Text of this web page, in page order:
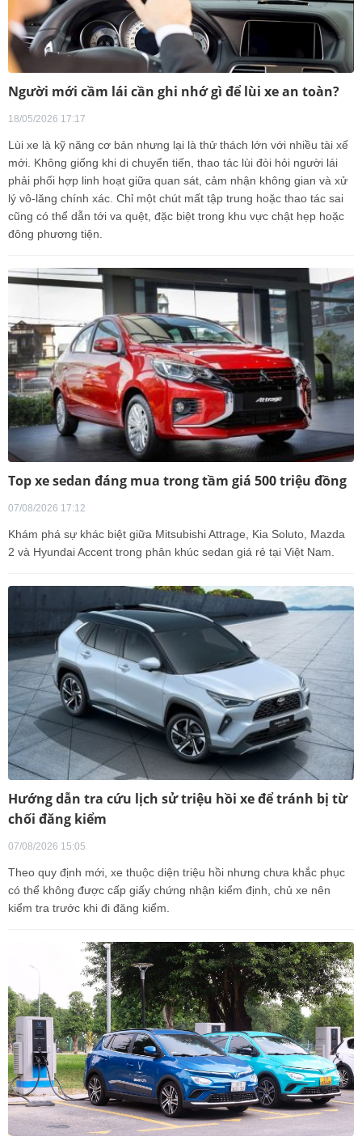
Người mới cầm lái cần ghi nhớ gì để lùi xe an toàn?
18/05/2026 17:17
Lùi xe là kỹ năng cơ bản nhưng lại là thử thách lớn với nhiều tài xế
mới. Không giống khi di chuyển tiến, thao tác lùi đòi hỏi người lái
phải phối hợp linh hoạt giữa quan sát, cảm nhận không gian và xử
lý vô-lăng chính xác. Chỉ một chút mất tập trung hoặc thao tác sai
cũng có thể dẫn tới va quệt, đặc biệt trong khu vực chật hẹp hoặc
đông phương tiện.
Top xe sedan đáng mua trong tầm giá 500 triệu đồng
07/08/2026 17:12
Khám phá sự khác biệt giữa Mitsubishi Attrage, Kia Soluto, Mazda
2 và Hyundai Accent trong phân khúc sedan giá rẻ tại Việt Nam.
Hướng dẫn tra cứu lịch sử triệu hồi xe để tránh bị từ
chối đăng kiểm
07/08/2026 15:05
Theo quy định mới, xe thuộc diện triệu hồi nhưng chưa khắc phục
có thể không được cấp giấy chứng nhận kiểm định, chủ xe nên
kiểm tra trước khi đi đăng kiểm.